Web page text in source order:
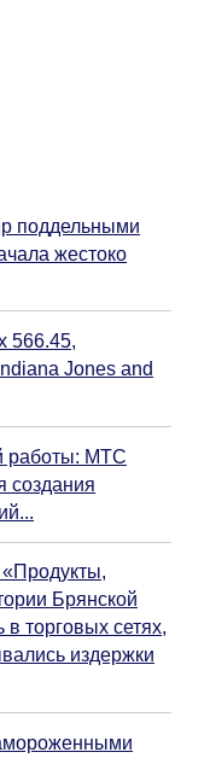
поддельными
жестоко
566.45,
Jones and
работы: МТС
создания
Брянской
торговых сетях,
издержки